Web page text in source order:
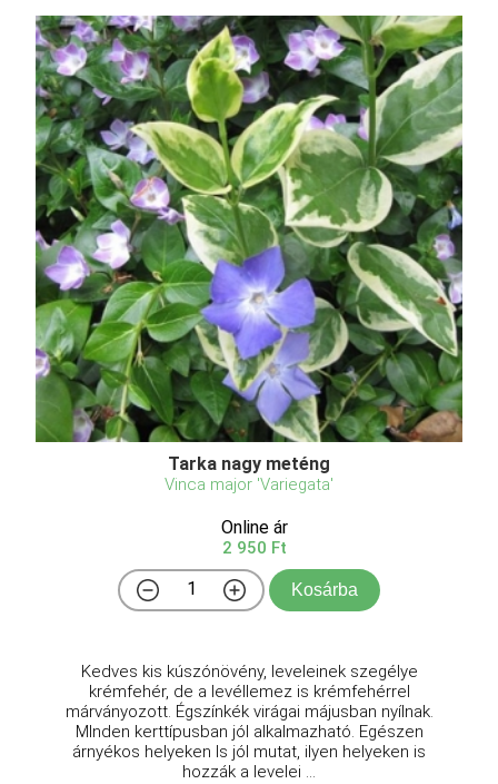
Tarka nagy meténg
Vinca major 'Variegata'
Online ár
2 950 Ft
Kosárba
Kedves kis kúszónövény, leveleinek szegélye
krémfehér, de a levéllemez is krémfehérrel
márványozott. Égszínkék virágai májusban nyílnak.
MInden kerttípusban jól alkalmazható. Egészen
árnyékos helyeken ls jól mutat, ilyen helyeken is
hozzák a levelei ...